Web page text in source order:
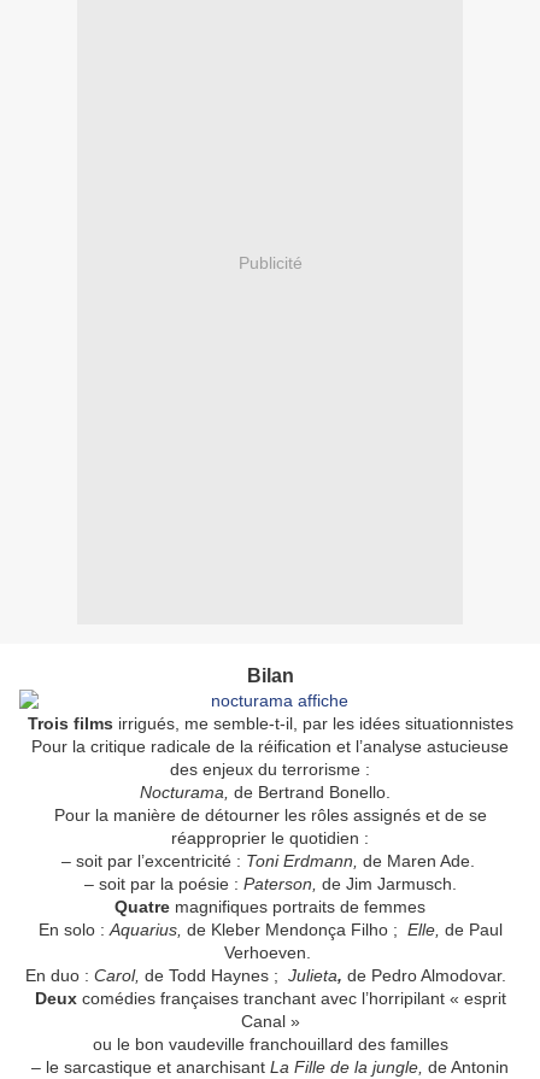
Publicité
Bilan
Trois films irrigués, me semble-t-il, par les idées situationnistes
Pour la critique radicale de la réification et l’analyse astucieuse
des enjeux du terrorisme :
Nocturama, de Bertrand Bonello.
Pour la manière de détourner les rôles assignés et de se
réapproprier le quotidien :
– soit par l’excentricité : Toni Erdmann, de Maren Ade.
– soit par la poésie : Paterson, de Jim Jarmusch.
Quatre magnifiques portraits de femmes
En solo : Aquarius, de Kleber Mendonça Filho ; Elle, de Paul
Verhoeven.
En duo : Carol, de Todd Haynes ; Julieta, de Pedro Almodovar.
Deuxcomédies françaises tranchant avec l’horripilant « esprit
Canal »
ou le bon vaudeville franchouillard des familles
– le sarcastique et anarchisant La Fille de la jungle, de Antonin